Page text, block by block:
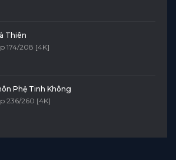
Thiên
174/208 [4K]
Phệ Tinh Không
236/260 [4K]